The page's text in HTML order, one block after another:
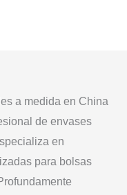
a medida en China
de envases
en
para bolsas